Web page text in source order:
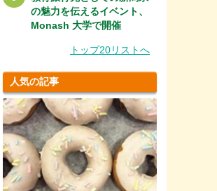
の魅力を伝えるイベント、
Monash 大学で開催
トップ20リストへ
人気の記事